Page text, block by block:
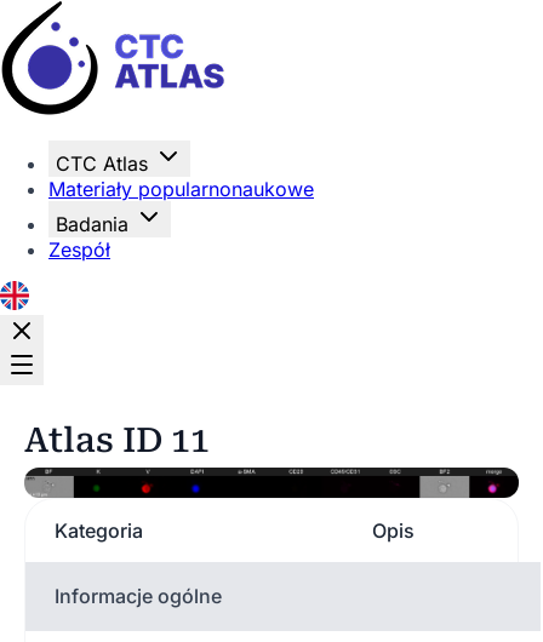
Strona główna
CTC Atlas
Materiały popularnonaukowe
Badania
Zespół
Atlas ID 11
Kategoria Opis
Informacje ogólne